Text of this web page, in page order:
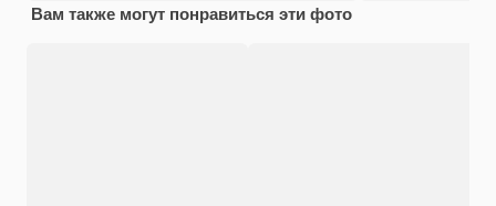
Вам также могут понравиться эти фото